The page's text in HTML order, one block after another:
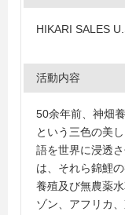
HIKARI SALES
活動内容
50余年前、神畑
という三色の美
語を世界に浸透
は、それら錦鯉
養殖及び無農薬
ゾン、アフリカ